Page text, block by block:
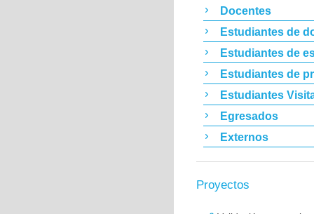
Docentes
Estudiantes de
Estudiantes de
Estudiantes de
Estudiantes
Egresados
Externos
Proyectos